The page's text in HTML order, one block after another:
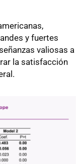
y fuertes
valiosas a
la satisfacción